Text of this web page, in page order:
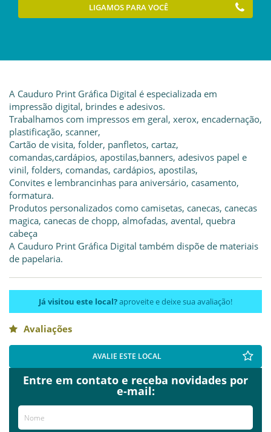
LIGAMOS PARA VOCÊ
A Cauduro Print Gráfica Digital é especializada em
impressão digital, brindes e adesivos.
Trabalhamos com impressos em geral, xerox, encadernação,
plastificação, scanner,
Cartão de visita, folder, panfletos, cartaz,
comandas,cardápios, apostilas,banners, adesivos papel e
vinil, folders, comandas, cardápios, apostilas,
Convites e lembrancinhas para aniversário, casamento,
formatura.
Produtos personalizados como camisetas, canecas, canecas
magica, canecas de chopp, almofadas, avental, quebra
cabeça
A Cauduro Print Gráfica Digital também dispõe de materiais
de papelaria.
Já visitou este local?aproveite e deixe sua avaliação!
Avaliações
AVALIE ESTE LOCAL
Entre em contato e receba novidades por
e-mail: